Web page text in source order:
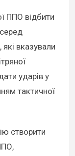
ППО відбити
які вказували
ударів у
тактичної
створити